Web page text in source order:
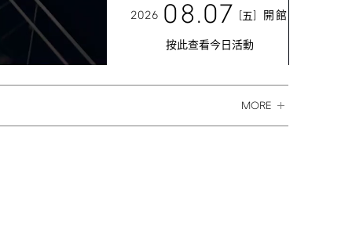
2026 08.07 [五] 開館
按此查看今日活動
MORE